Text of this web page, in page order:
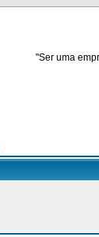
"Ser uma